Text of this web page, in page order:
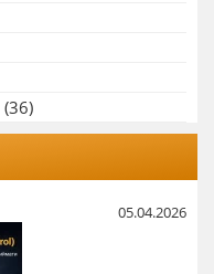
(36)
05.04.2026